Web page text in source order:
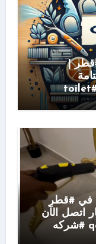
|
في #قطر
اتصل الآن